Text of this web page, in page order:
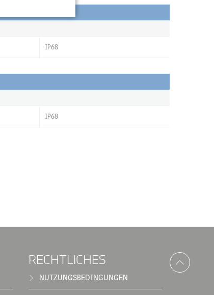
IP68
IP68
RECHTLICHES
NUTZUNGSBEDINGUNGEN